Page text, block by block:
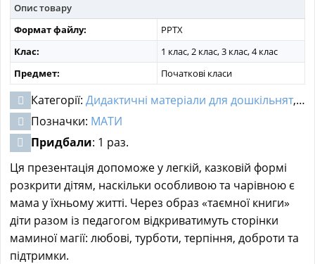
Опис товару
Формат файлу:
PPTX
Клас:
1 клас, 2 клас, 3 клас, 4 клас
Предмет:
Початкові класи
Категорії: Дидактичні матеріали для дошкільнят,
Позначки: МАТИ
Придбали: 1 раз.
Ця презентація допоможе у легкій, казковій формі
розкрити дітям, наскільки особливою та чарівною є
мама у їхньому житті. Через образ «таємної книги»
діти разом із педагогом відкриватимуть сторінки
маминої магії: любові, турботи, терпіння, доброти та
підтримки.